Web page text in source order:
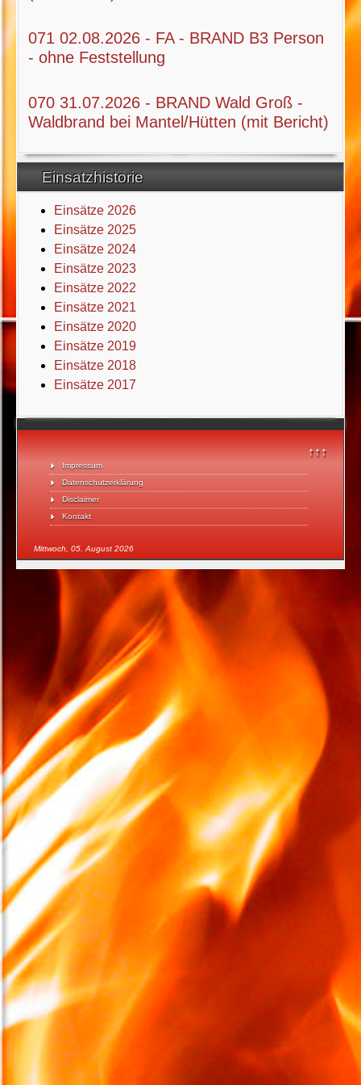
↑↑↑
Impressum
Datenschutzerklärung
Disclaimer
Kontakt
Mittwoch, 05. August 2026
071 02.08.2026 - FA - BRAND B3 Person
- ohne Feststellung
070 31.07.2026 - BRAND Wald Groß -
Waldbrand bei Mantel/Hütten (mit Bericht)
Einsatzhistorie
Einsätze 2026
Einsätze 2025
Einsätze 2024
Einsätze 2023
Einsätze 2022
Einsätze 2021
Einsätze 2020
Einsätze 2019
Einsätze 2018
Einsätze 2017